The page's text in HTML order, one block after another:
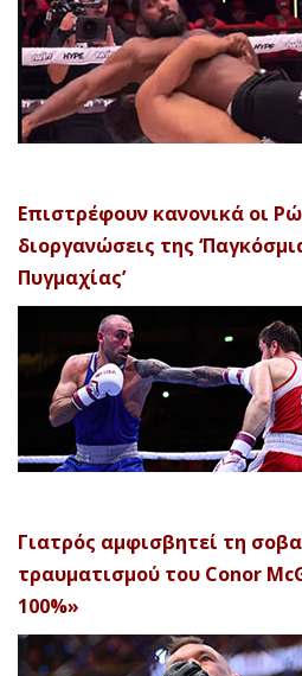
Επιστρέφουν κανονικά οι
διοργανώσεις της
Πυγμαχίας’
Γιατρός αμφισβητεί τη
τραυματισμού του Conor
100%»